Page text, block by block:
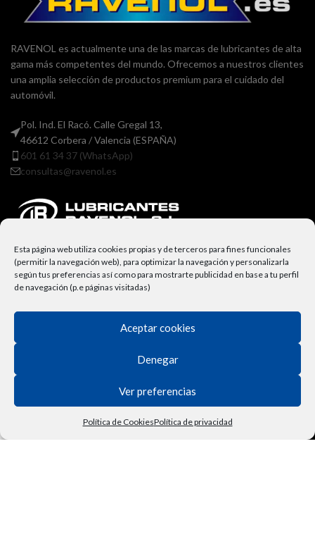
Esta página web utiliza cookies propias y de terceros para fines funcionales
(permitir la navegación web), para optimizar la navegación y personalizarla
según tus preferencias así como para mostrarte publicidad en base a tu perfil
de navegación (p.e páginas visitadas)
Aceptar cookies
Denegar
Ver preferencias
Política de CookiesPolítica de privacidad
RAVENOL es actualmente una de las marcas de lubricantes de alta
gama más competentes del mundo. Ofrecemos a nuestros clientes
una amplia selección de productos premium para el cuidado del
automóvil.
Pol. Ind. El Racó. Calle Gregal 13,
46612 Corbera / Valencia (ESPAÑA)
601 61 34 37 (WhatsApp)
consultas@ravenol.es
Términos y Condiciones
Derecho de Desisitimiento
Política de Privacidad
CarritoMi cuentaVehículo